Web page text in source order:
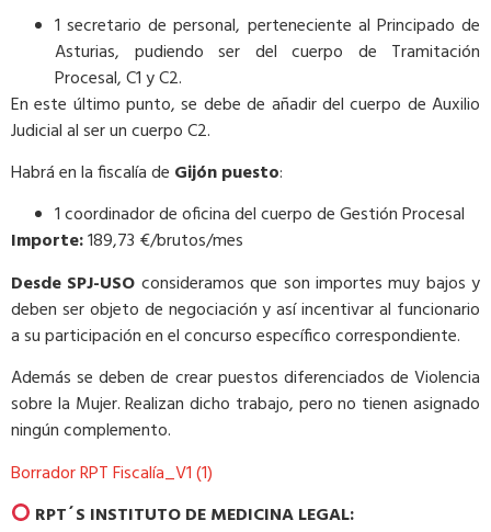
1 secretario de personal, perteneciente al Principado de
Asturias, pudiendo ser del cuerpo de Tramitación
Procesal, C1 y C2.
En este último punto, se debe de añadir del cuerpo de Auxilio
Judicial al ser un cuerpo C2.
Habrá en la fiscalía de Gijón puesto:
1 coordinador de oficina del cuerpo de Gestión Procesal
Importe:189,73 €/brutos/mes
Desde SPJ-USO consideramos que son importes muy bajos y
deben ser objeto de negociación y así incentivar al funcionario
a su participación en el concurso específico correspondiente.
Además se deben de crear puestos diferenciados de Violencia
sobre la Mujer. Realizan dicho trabajo, pero no tienen asignado
ningún complemento.
Borrador RPT Fiscalía_V1 (1)
RPT´S INSTITUTO DE MEDICINA LEGAL: